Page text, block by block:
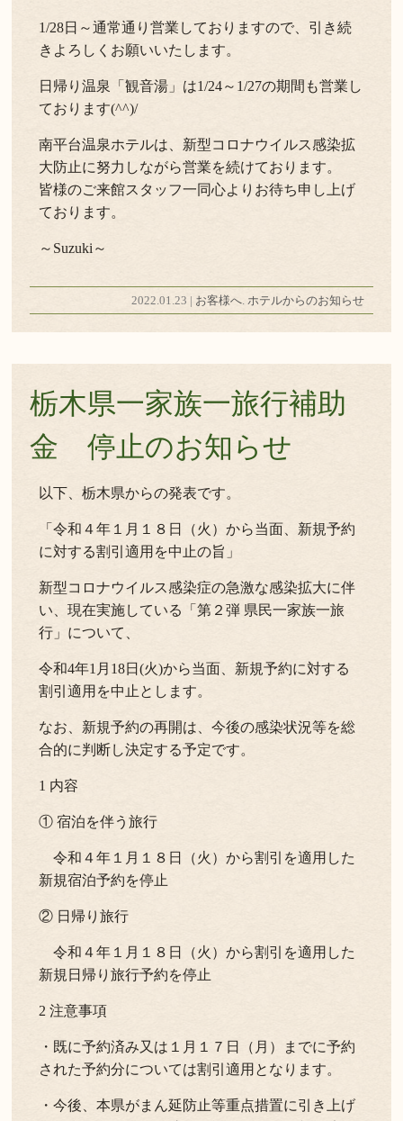
1/28日～通常通り営業しておりますので、引き続
きよろしくお願いいたします。
日帰り温泉「観音湯」は1/24～1/27の期間も営業し
ております(^^)/
南平台温泉ホテルは、新型コロナウイルス感染拡
大防止に努力しながら営業を続けております。
皆様のご来館スタッフ一同心よりお待ち申し上げ
ております。
～Suzuki～
2022.01.23 | お客様へ. ホテルからのお知らせ
栃木県一家族一旅行補助
金 停止のお知らせ
以下、栃木県からの発表です。
「令和４年１月１８日（火）から当面、新規予約
に対する割引適用を中止の旨」
新型コロナウイルス感染症の急激な感染拡大に伴
い、現在実施している「第２弾 県民一家族一旅
行」について、
令和4年1月18日(火)から当面、新規予約に対する
割引適用を中止とします。
なお、新規予約の再開は、今後の感染状況等を総
合的に判断し決定する予定です。
1 内容
①宿泊を伴う旅行
令和４年１月１８日（火）から割引を適用した
新規宿泊予約を停止
② 日帰り旅行
令和４年１月１８日（火）から割引を適用した
新規日帰り旅行予約を停止
2 注意事項
・既に予約済み又は１月１７日（月）までに予約
された予約分については割引適用となります。
・今後、本県がまん延防止等重点措置に引き上げ